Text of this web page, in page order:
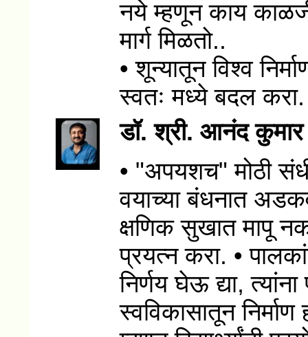
नये म्हणून काय
मार्ग मिळतो..
• शून्यातून विश्व
स्वतः मध्ये बदल करा.
डॉ. श्री. आनंद
• "अपयशच" मोठी
वयाच्या बंधनात
क्षणिक सुखात मापू
प्रयत्न करा. •
निर्णय घेऊ द्या, त्यांना
स्वविकासातून